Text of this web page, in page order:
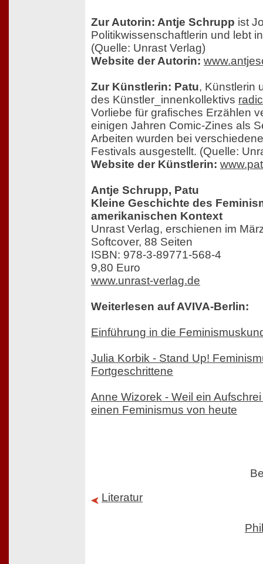
Zur Autorin: Antje Schrupp ist
Politikwissenschaftlerin und lebt
(Quelle: Unrast Verlag)
Website der Autorin:
Zur Künstlerin: Patu, Künstlerin
des Künstler_innenkollektivs
Vorliebe für grafisches Erzählen
einigen Jahren Comic-Zines als
Arbeiten wurden bei
Festivals ausgestellt. (Quelle:
Website der Künstlerin:
Antje Schrupp, Patu
Kleine Geschichte des
amerikanischen Kontext
Unrast Verlag, erschienen im
Softcover, 88 Seiten
ISBN: 978-3-89771-568-4
9,80 Euro
www.unrast-verlag.de
Weiterlesen auf AVIVA-Berlin:
Einführung in die
Julia Korbik - Stand Up!
Fortgeschrittene
Anne Wizorek - Weil ein
einen Feminismus von heute
Literatur